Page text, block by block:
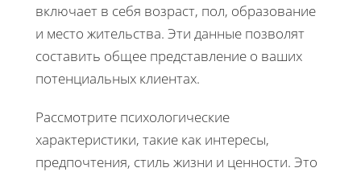
включает в себя возраст, пол, образование
и место жительства. Эти данные позволят
составить общее представление о ваших
потенциальных клиентах.
Рассмотрите психологические
характеристики, такие как интересы,
предпочтения, стиль жизни и ценности. Это